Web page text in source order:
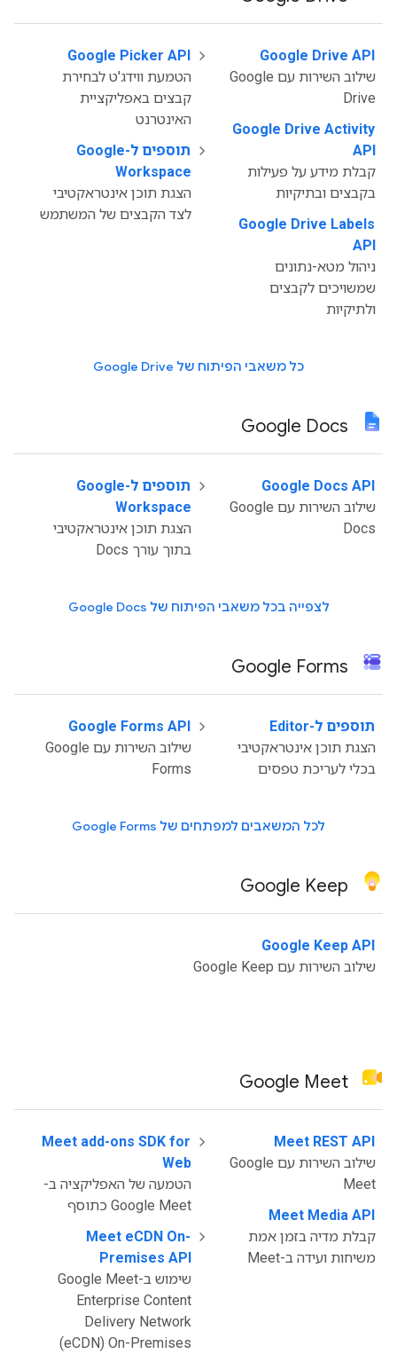
Google Drive API
שילוב השירות עם Google
Drive
Google Drive Activity
API
קבלת מידע על פעילות
בקבצים ובתיקיות
Google Drive Labels
API
ניהול מטא-נתונים
שמשויכים לקבצים
ולתיקיות
Google Picker API
הטמעת ווידג'ט לבחירת
קבצים באפליקציית
האינטרנט
תוספים ל-Google
Workspace
הצגת תוכן אינטראקטיבי
לצד הקבצים של המשתמש
כל משאבי הפיתוח של Google Drive
Google Docs API
שילוב השירות עם Google
Docs
תוספים ל-Google
Workspace
הצגת תוכן אינטראקטיבי
בתוך עורך Docs
לצפייה בכל משאבי הפיתוח של Google Docs
תוספים ל-Editor
הצגת תוכן אינטראקטיבי
בכלי לעריכת טפסים
Google Forms API
שילוב השירות עם Google
Forms
לכל המשאבים למפתחים של Google Forms
Google Keep API
שילוב השירות עם Google Keep
Meet REST API
שילוב השירות עם Google
Meet
Meet Media API
קבלת מדיה בזמן אמת
משיחות ועידה ב-Meet
Meet add-ons SDK for
Web
הטמעה של האפליקציה ב-
Google Meet כתוסף
Meet eCDN On-
Premises API
שימוש ב-Google Meet
Enterprise Content
Delivery Network
(eCDN) On-Premises